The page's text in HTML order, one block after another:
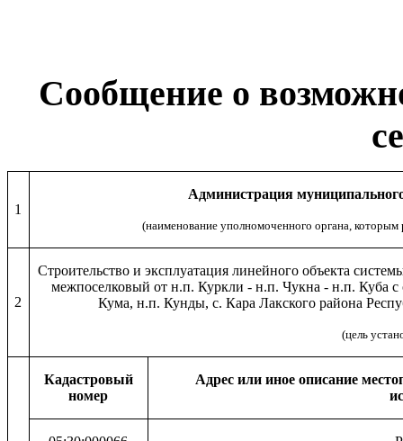
Сообщение о
1
Администрация
(наименование уполномоченного органа, которым
2
Строительство и эксплуатация линейного объекта
межпоселковый от н.п. Куркли - н.п. Чукна - н.п. Куба
Кума, н.п. Кунды, с. Кара Лакского района
(цель
Кадастровый
номер
Адрес или иное описание